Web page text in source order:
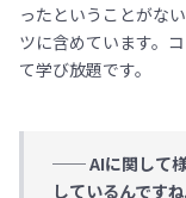
ったということがな
ツに含めています。
て学び放題です。
── AIに関して様
しているんですね